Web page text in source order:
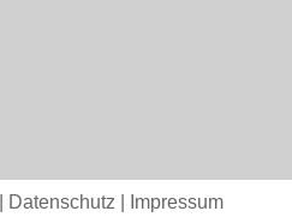
Datenschutz Impressum